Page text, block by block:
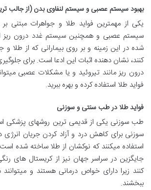
بهبود سیستم عصبی و سیستم لنفاوی بدن (از جالب
یکی از مهمترین فواید طلا و جواهرات مبتنی
سیستم عصبی و همچنین سیستم غدد درون ریز
شده در این زمینه و بر روی بیمارانی که از طلا و
کنند، نشان دهنده اثبات این ادعا است. برای
درون ریز مانند تیروئید و یا مشکلات عصبی
فواید طلا استفاده کرده و بهره ببرید.
فواید طلا در طب سنتی و سوزنی
طب سوزنی یکی از قدیمی ترین روشهای
سوزنی برای کاهش درد و آزاد کردن جریان
استفاده میکنند که نوکشان از طلا ساخته شده
جایگزین در سراسر جهان نیز از کریستال های
کنند زیرا دارای خواص درمانی هستند و
ببخشند.